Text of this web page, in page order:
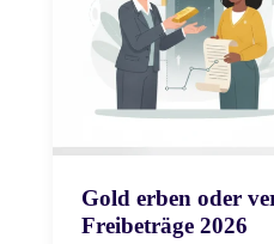
Gold erben oder
Freibeträge 2026